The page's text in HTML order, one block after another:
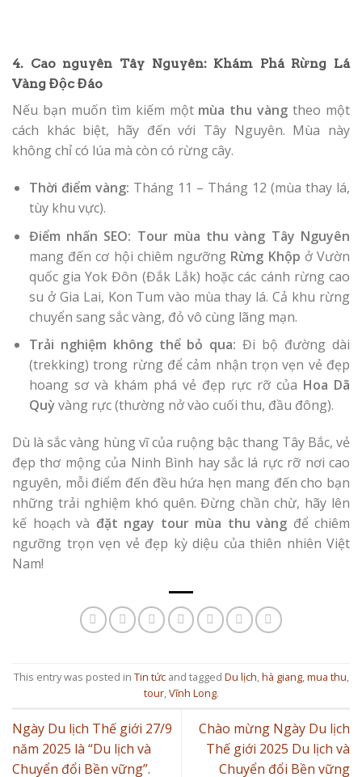
4. Cao nguyên Tây Nguyên: Khám Phá Rừng Lá
Vàng Độc Đáo
Nếu bạn muốn tìm kiếm một mùa thu vàng theo một
cách khác biệt, hãy đến với Tây Nguyên. Mùa này
không chỉ có lúa mà còn có rừng cây.
Thời điểm vàng: Tháng 11 – Tháng 12 (mùa thay lá,
tùy khu vực).
Điểm nhấn SEO: Tour mùa thu vàng Tây Nguyên
mang đến cơ hội chiêm ngưỡng Rừng Khộp ở Vườn
quốc gia Yok Đôn (Đắk Lắk) hoặc các cánh rừng cao
su ở Gia Lai, Kon Tum vào mùa thay lá. Cả khu rừng
chuyển sang sắc vàng, đỏ vô cùng lãng mạn.
Trải nghiệm không thể bỏ qua: Đi bộ đường dài
(trekking) trong rừng để cảm nhận trọn vẹn vẻ đẹp
hoang sơ và khám phá vẻ đẹp rực rỡ của Hoa Dã
Quỳvàng rực (thường nở vào cuối thu, đầu đông).
Dù là sắc vàng hùng vĩ của ruộng bậc thang Tây Bắc, vẻ
đẹp thơ mộng của Ninh Bình hay sắc lá rực rỡ nơi cao
nguyên, mỗi điểm đến đều hứa hẹn mang đến cho bạn
những trải nghiệm khó quên. Đừng chần chừ, hãy lên
kế hoạch và đặt ngay tour mùa thu vàng để chiêm
ngưỡng trọn vẹn vẻ đẹp kỳ diệu của thiên nhiên Việt
Nam!
This entry was posted in Tin tứcand tagged Du lịch,hà giang,mua thu,
tour,Vĩnh Long.
Ngày Du lịch Thế giới 27/9
năm 2025 là “Du lịch và
Chuyển đổi Bền vững”.
Chào mừng Ngày Du lịch
Thế giới 2025 Du lịch và
Chuyển đổi Bền vững